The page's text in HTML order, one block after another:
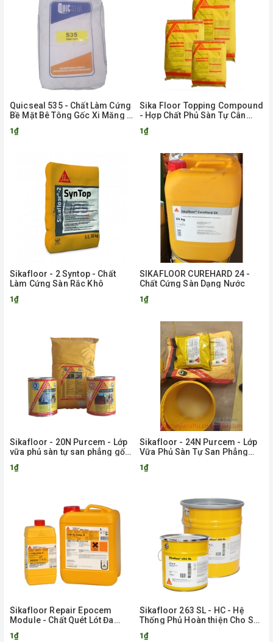
Quicseal 535 - Chất Làm Cứng
Bề Mặt Bê Tông Gốc Xi Măng 1
1₫
Sika Floor Topping Compound
- Hợp Chất Phủ Sàn Tự Cân
1₫
Sikafloor - 2 Syntop - Chất
Làm Cứng Sàn Rắc Khô
1₫
SIKAFLOOR CUREHARD 24 -
Chất Cứng Sàn Dạng Nước
1₫
Sikafloor - 20N Purcem - Lớp
vữa phủ sàn tự san phẳng gốc
1₫
Sikafloor - 24N Purcem - Lớp
Vữa Phủ Sàn Tự San Phẳng
Bình
1₫
Sikafloor Repair Epocem
Module - Chất Quét Lót Đa
1₫
Sikafloor 263 SL - HC - Hệ
Thống Phủ Hoàn thiện Cho Sàn
1₫